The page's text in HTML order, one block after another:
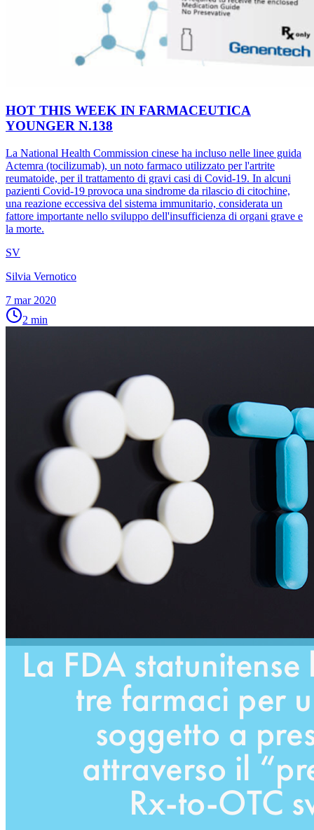
HOT THIS WEEK IN FARMACEUTICA
YOUNGER N.138
La National Health Commission cinese ha incluso nelle linee guida
Actemra (tocilizumab), un noto farmaco utilizzato per l'artrite
reumatoide, per il trattamento di gravi casi di Covid-19. In alcuni
pazienti Covid-19 provoca una sindrome da rilascio di citochine,
una reazione eccessiva del sistema immunitario, considerata un
fattore importante nello sviluppo dell'insufficienza di organi grave e
la morte.
SV
Silvia Vernotico
7 mar 2020
2 min